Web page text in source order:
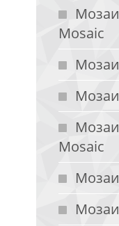
Mosaic
Mosaic